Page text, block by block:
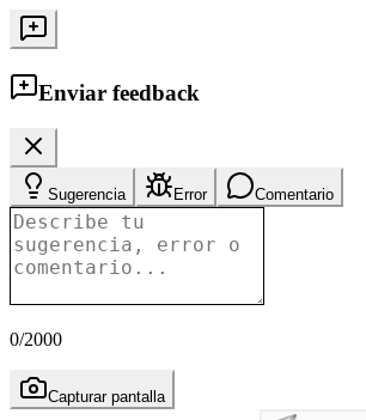
Enviar feedback
Sugerencia Error Comentario
0/2000
Capturar pantalla